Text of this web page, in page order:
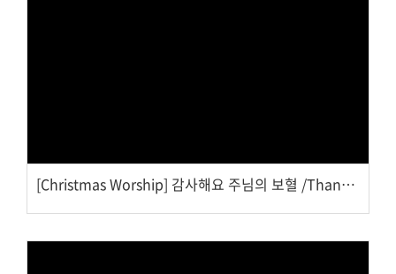
[Christmas Worship] 감사해요 주님의 보혈 /Thank You Jesus for the Blood